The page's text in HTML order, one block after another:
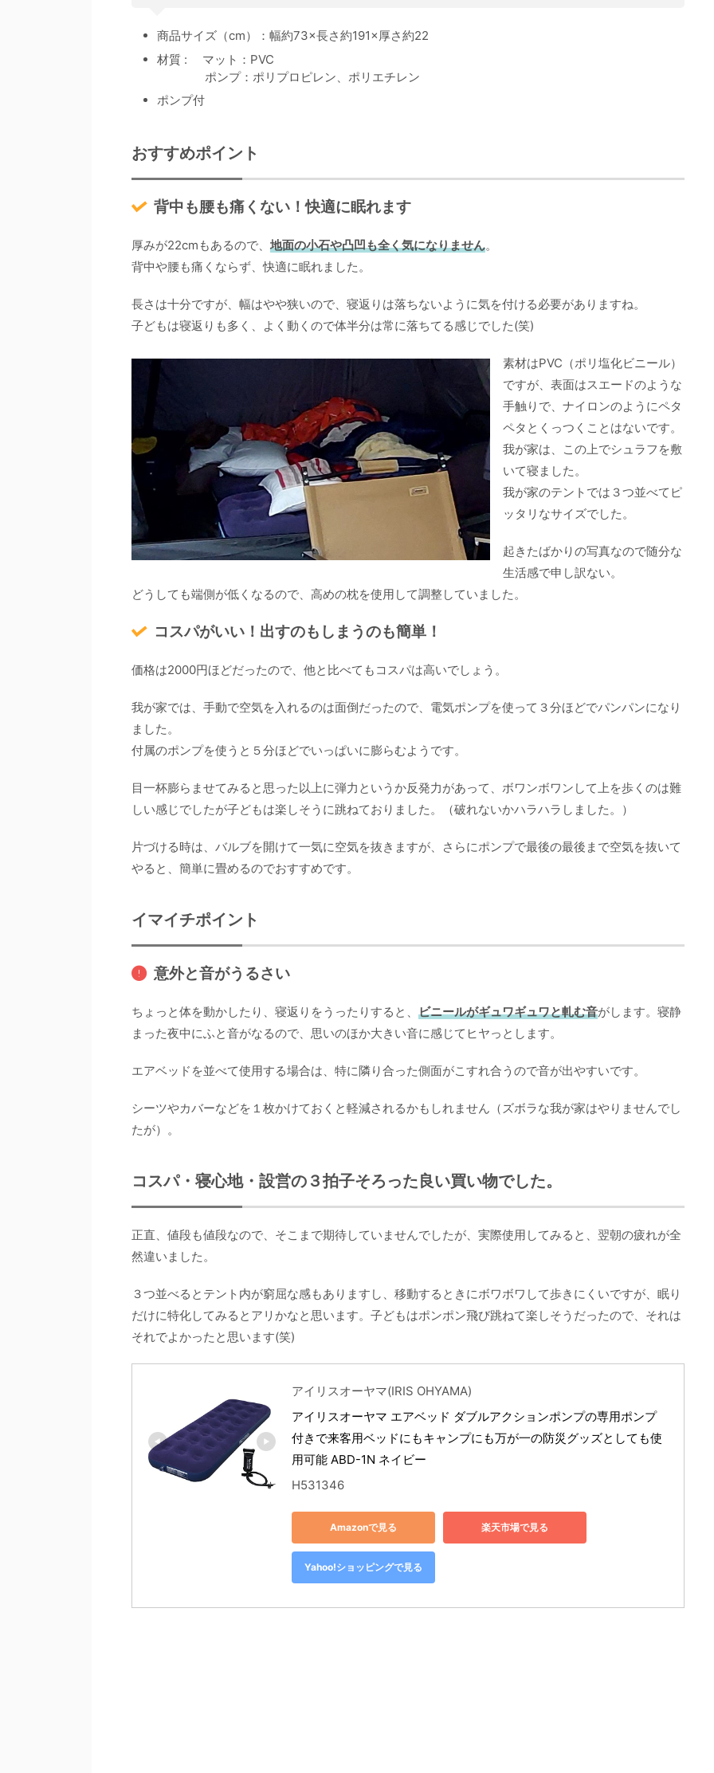
商品サイズ（cm）：幅約73×長さ約191×厚さ約22
材質 : マット：PVC
ポンプ：ポリプロピレン、ポリエチレン
ポンプ付
おすすめポイント
背中も腰も痛くない！快適に眠れます
厚みが22cmもあるので、 地面の小石や凸凹も全く気になりません。
背中や腰も痛くならず、快適に眠れました。
長さは十分ですが、幅はやや狭いので、寝返りは落ちないように気を付ける必要がありますね。
子どもは寝返りも多く、よく動くので体半分は常に落ちてる感じでした(笑)
素材はPVC（ポリ塩化ビニール）
ですが、表面はスエードのような
手触りで、ナイロンのようにペタ
ペタとくっつくことはないです。
我が家は、この上でシュラフを敷
いて寝ました。
我が家のテントでは３つ並べてピ
ッタリなサイズでした。
起きたばかりの写真なので随分な
生活感で申し訳ない。
どうしても端側が低くなるので、高めの枕を使用して調整していました。
コスパがいい！出すのもしまうのも簡単！
価格は2000円ほどだったので、他と比べてもコスパは高いでしょう。
我が家では、手動で空気を入れるのは面倒だったので、電気ポンプを使って３分ほどでパンパンになり
ました。
付属のポンプを使うと５分ほどでいっぱいに膨らむようです。
目一杯膨らませてみると思った以上に弾力というか反発力があって、ボワンボワンして上を歩くのは難
しい感じでしたが子どもは楽しそうに跳ねておりました。（破れないかハラハラしました。）
片づける時は、バルブを開けて一気に空気を抜きますが、さらにポンプで最後の最後まで空気を抜いて
やると、簡単に畳めるのでおすすめです。
イマイチポイント
意外と音がうるさい
ちょっと体を動かしたり、寝返りをうったりすると、 ビニールがギュワギュワと軋む音がします。寝静
まった夜中にふと音がなるので、思いのほか大きい音に感じてヒヤっとします。
エアベッドを並べて使用する場合は、特に隣り合った側面がこすれ合うので音が出やすいです。
シーツやカバーなどを１枚かけておくと軽減されるかもしれません（ズボラな我が家はやりませんでし
たが）。
コスパ・寝心地・設営の３拍子そろった良い買い物でした。
正直、値段も値段なので、そこまで期待していませんでしたが、実際使用してみると、翌朝の疲れが全
然違いました。
３つ並べるとテント内が窮屈な感もありますし、移動するときにボワボワして歩きにくいですが、眠り
だけに特化してみるとアリかなと思います。子どもはポンポン飛び跳ねて楽しそうだったので、それは
それでよかったと思います(笑)
アイリスオーヤマ(IRIS OHYAMA)
アイリスオーヤマ エアベッド ダブルアクションポンプの専用ポンプ
付きで来客用ベッドにもキャンプにも万が一の防災グッズとしても使
用可能 ABD-1N ネイビー
H531346
Amazonで見る 楽天市場で見る
Yahoo!ショッピングで見る